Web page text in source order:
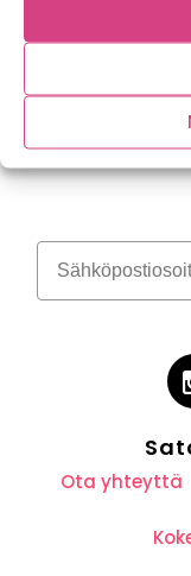
Tilaa
Ota yhteyttä